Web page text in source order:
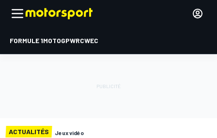
FORMULE 1MOTOGPWRCWEC
ACTUALITÉS Jeux vidéo